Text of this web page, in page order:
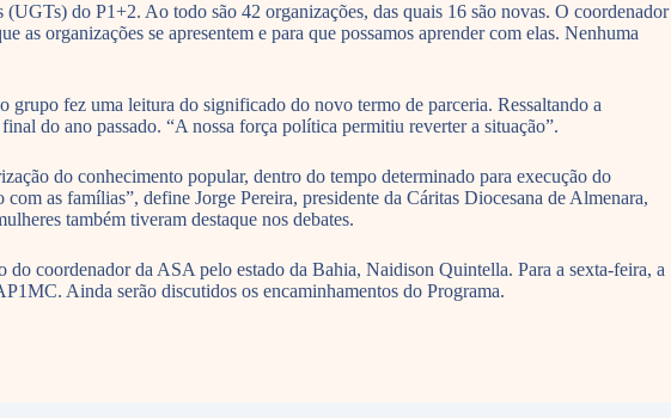
do P1+2. Ao todo são 42 organizações, das quais 16 são novas. O coordenador
organizações se apresentem e para que possamos aprender com elas. Nenhuma
grupo fez uma leitura do significado do novo termo de parceria. Ressaltando a
do ano passado. “A nossa força política permitiu reverter a situação”.
do conhecimento popular, dentro do tempo determinado para execução do
as famílias”, define Jorge Pereira, presidente da Cáritas Diocesana de Almenara,
também tiveram destaque nos debates.
do coordenador da ASA pelo estado da Bahia, Naidison Quintella. Para a sexta-feira, a
Ainda serão discutidos os encaminhamentos do Programa.